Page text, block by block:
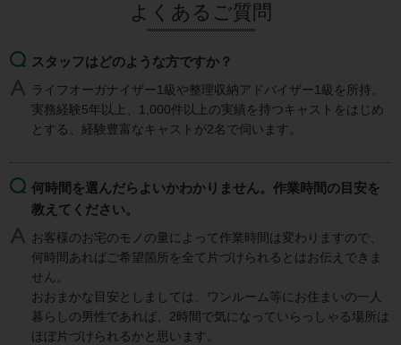
よくあるご質問
スタッフはどのような方ですか？
ライフオーガナイザー1級や整理収納アドバイザー1級を所持。
実務経験5年以上、1,000件以上の実績を持つキャストをはじめ
とする、経験豊富なキャストが2名で伺います。
何時間を選んだらよいかわかりません。作業時間の目安を
教えてください。
お客様のお宅のモノの量によって作業時間は変わりますので、
何時間あればご希望箇所を全て片づけられるとはお伝えできま
せん。
おおまかな目安としましては、ワンルーム等にお住まいの一人
暮らしの男性であれば、2時間で気になっていらっしゃる場所は
ほぼ片づけられるかと思います。